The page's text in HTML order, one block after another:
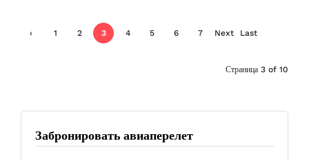
‹ 1 2 3 4 5 6 7 Next Last
Страница 3 of 10
Забронировать авиаперелет